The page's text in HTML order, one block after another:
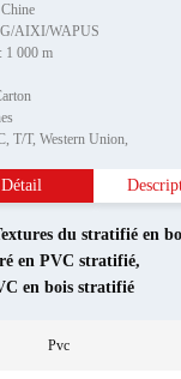
AIXI/WAPUS
1 000 m
T/T, Western Union,
Détail
du stratifié en
en PVC stratifié,
en bois stratifié
Pvc